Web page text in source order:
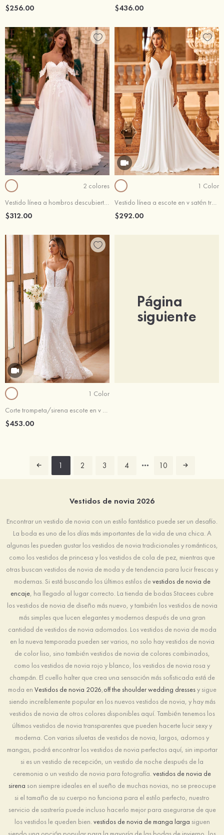
$256.00 $436.00
2 colores
Vestido línea a hombros descubiertos tul cola de corte vestido de novia
$312.00
1 Color
Vestido línea a escote en v satén tren de la corte vestido de novia
$292.00
1 Color
Corte trompeta/sirena escote en v encaje tren de la corte vestido de novia
$453.00
Página
siguiente
1 2 3 4 10
Vestidos de novia 2026
Encontrar un vestido de novia con un estilo fantástico puede ser un desafío.
La boda es uno de los días más importantes de la vida de una chica. A
algunas les pueden gustar los vestidos de novia tradicionales y románticos,
como los vestidos de princesa y los vestidos de cola de pez, mientras que
otras buscan vestidos de novia de moda y de tendencia para lucir frescas y
modernas. Si está buscando los últimos estilos devestidos de novia de
encaje, ha llegado al lugar correcto. La tienda de bodas Stacees cubre
los vestidos de novia de diseño más nuevo, y también los vestidos de novia
más simples que lucen elegantes y modernos después de una gran
cantidad de vestidos de novia adornados. Los vestidos de novia de moda
en la nueva temporada pueden ser varios, no solo hay vestidos de novia
de color liso, sino también vestidos de novia de colores combinados,
como los vestidos de novia rojo y blanco, los vestidos de novia rosa y
champán. El cuello halter que crea una sensación más sofisticada está de
moda en Vestidos de novia 2026,off the shoulder wedding dressesy sigue
siendo increíblemente popular en los nuevos vestidos de novia, y hay más
vestidos de novia de otros colores disponibles aquí. También tenemos los
últimos vestidos de novia transparentes que pueden hacerte lucir sexy y
moderna. Con varias siluetas de vestidos de novia, largos, adornos y
mangas, podrá encontrar los vestidos de novia perfectos aquí, sin importar
si es un vestido de recepción, un vestido de noche después de la
ceremonia o un vestido de novia para fotografía. vestidos de novia de
sirena son siempre ideales en el sueño de muchas novias, no se preocupe
si el tamaño de su cuerpo no funciona para el estilo perfecto, nuestro
servicio de sastrería puede incluso hacerlo mejor para asegurarse de que
los vestidos le queden bien. vestidos de novia de manga larga siguen